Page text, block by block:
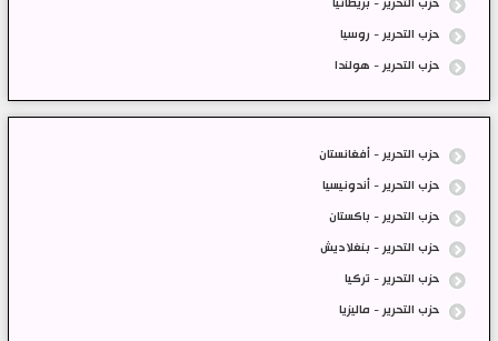
حزب التحرير - بريطانيا
حزب التحرير - روسيا
حزب التحرير - هولندا
حزب التحرير - أفغانستان
حزب التحرير - أندونيسيا
حزب التحرير - باكستان
حزب التحرير - بنغلاديش
حزب التحرير - تركيا
حزب التحرير - ماليزيا